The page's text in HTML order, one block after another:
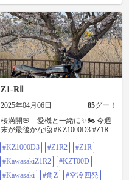
Z1-RⅡ
2025年04月06日 85グー！
桜満開🌸 愛機と一緒に✨🏍️ 今週
末が最後かな🤔 #KZ1000D3 #Z1R2
#Kawasaki #角Z #空冷四発
#1980yearmodel #オリジナル #エボ
ニー #桜満開
#KZ1000D3 #Z1R2
#Z1R
#KawasakiZ1R2
#KZT00D
#Kawasaki
#角Z
#空冷四発